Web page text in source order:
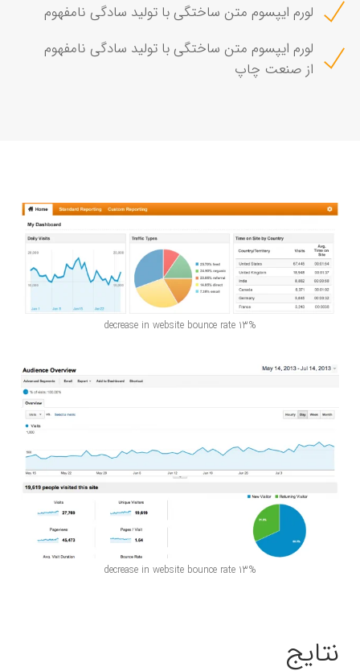
لورم ایپسوم متن ساختگی با تولید سادگی نامفهوم
لورم ایپسوم متن ساختگی با تولید سادگی نامفهوم
از صنعت چاپ
13% decrease in website bounce rate
13% decrease in website bounce rate
نتایج